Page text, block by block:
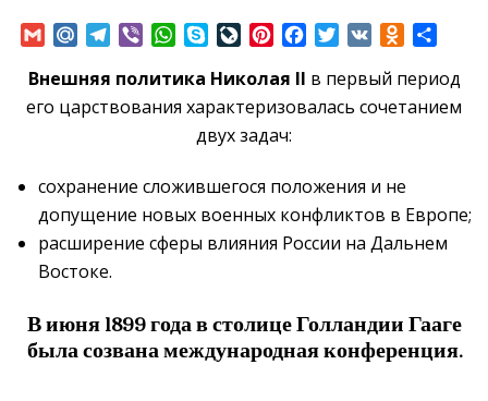
GmailMail.RuTelegram
Viber WhatsApp
SkypeLiveJournal
PinterestFacebookTwitter
VK
Внешняя политика Николая II в первый период
его царствования характеризовалась сочетанием
двух задач:
сохранение сложившегося положения и не
допущение новых военных конфликтов в Европе;
расширение сферы влияния России на Дальнем
Востоке.
В июня 1899 года в столице Голландии Гааге
была созвана международная конференция.